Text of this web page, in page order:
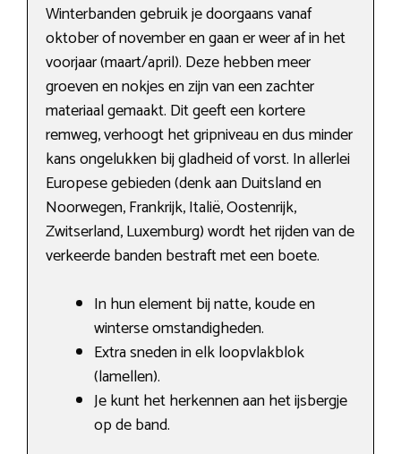
Winterbanden gebruik je doorgaans vanaf
oktober of november en gaan er weer af in het
voorjaar (maart/april). Deze hebben meer
groeven en nokjes en zijn van een zachter
materiaal gemaakt. Dit geeft een kortere
remweg, verhoogt het gripniveau en dus minder
kans ongelukken bij gladheid of vorst. In allerlei
Europese gebieden (denk aan Duitsland en
Noorwegen, Frankrijk, Italië, Oostenrijk,
Zwitserland, Luxemburg) wordt het rijden van de
verkeerde banden bestraft met een boete.
In hun element bij natte, koude en
winterse omstandigheden.
Extra sneden in elk loopvlakblok
(lamellen).
Je kunt het herkennen aan het ijsbergje
op de band.